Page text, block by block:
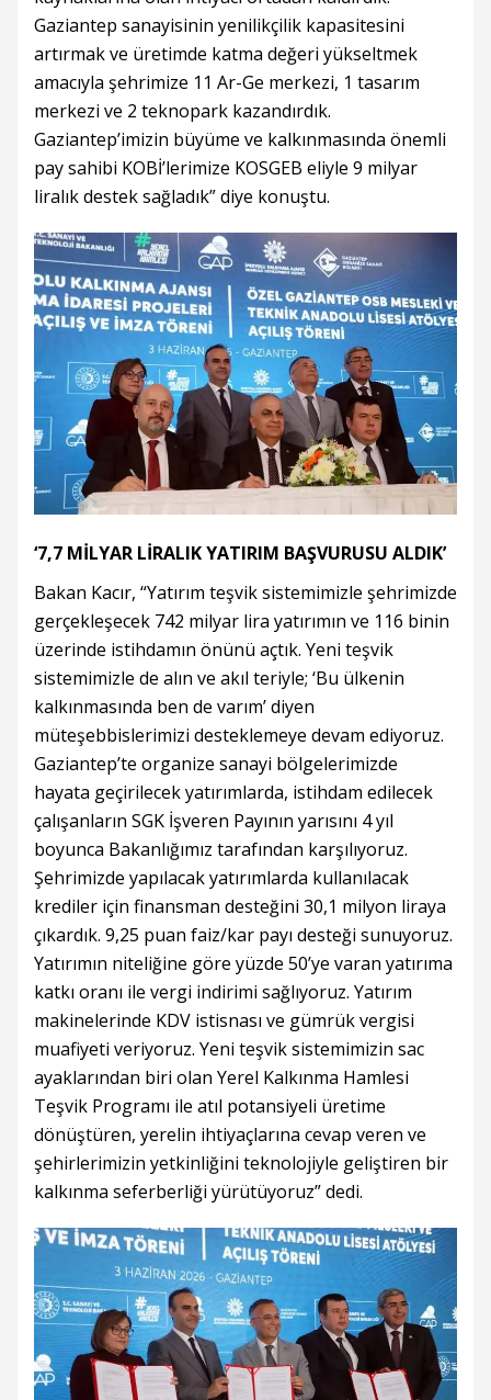
Gaziantep sanayisinin yenilikçilik kapasitesini
artırmak ve üretimde katma değeri yükseltmek
amacıyla şehrimize 11 Ar-Ge merkezi, 1 tasarım
merkezi ve 2 teknopark kazandırdık.
Gaziantep’imizin büyüme ve kalkınmasında önemli
pay sahibi KOBİ’lerimize KOSGEB eliyle 9 milyar
liralık destek sağladık” diye konuştu.
‘7,7 MİLYAR LİRALIK YATIRIM BAŞVURUSU ALDIK’
Bakan Kacır, “Yatırım teşvik sistemimizle şehrimizde
gerçekleşecek 742 milyar lira yatırımın ve 116 binin
üzerinde istihdamın önünü açtık. Yeni teşvik
sistemimizle de alın ve akıl teriyle; ‘Bu ülkenin
kalkınmasında ben de varım’ diyen
müteşebbislerimizi desteklemeye devam ediyoruz.
Gaziantep’te organize sanayi bölgelerimizde
hayata geçirilecek yatırımlarda, istihdam edilecek
çalışanların SGK İşveren Payının yarısını 4 yıl
boyunca Bakanlığımız tarafından karşılıyoruz.
Şehrimizde yapılacak yatırımlarda kullanılacak
krediler için finansman desteğini 30,1 milyon liraya
çıkardık. 9,25 puan faiz/kar payı desteği sunuyoruz.
Yatırımın niteliğine göre yüzde 50’ye varan yatırıma
katkı oranı ile vergi indirimi sağlıyoruz. Yatırım
makinelerinde KDV istisnası ve gümrük vergisi
muafiyeti veriyoruz. Yeni teşvik sistemimizin sac
ayaklarından biri olan Yerel Kalkınma Hamlesi
Teşvik Programı ile atıl potansiyeli üretime
dönüştüren, yerelin ihtiyaçlarına cevap veren ve
şehirlerimizin yetkinliğini teknolojiyle geliştiren bir
kalkınma seferberliği yürütüyoruz” dedi.